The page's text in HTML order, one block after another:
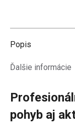
Popis
Ďalšie informácie
pohyb aj